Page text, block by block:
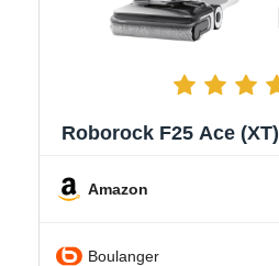
Roborock F25 Ace (XT)
Amazon
Boulanger